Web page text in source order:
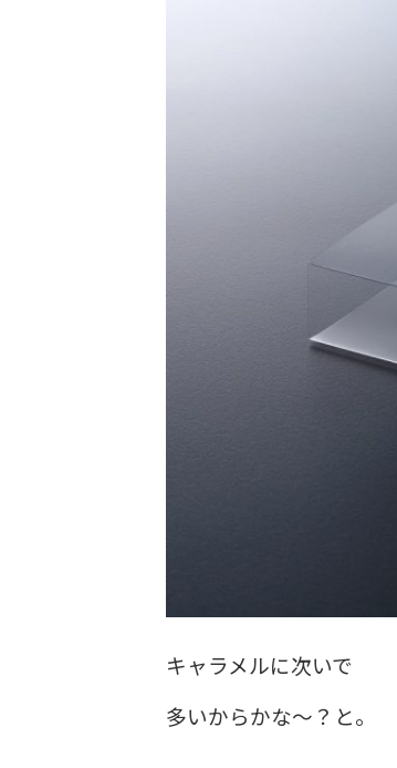
キャラメルに次いで
多いからかな～？と。